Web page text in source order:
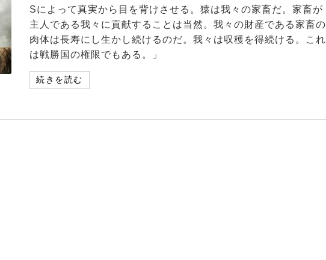
Sによって真実から目を背けさせる。猿は我々の家畜だ。家畜が
主人である我々に貢献することは当然。我々の財産である家畜の
肉体は長寿にし生かし続けるのだ。我々は収穫を得続ける。これ
は戦勝国の権限でもある。」
続きを読む